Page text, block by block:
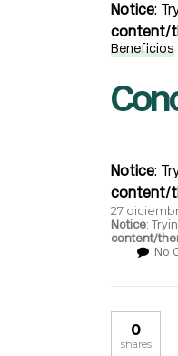
Notice:
content/
Beneficios
Notice:
content/
27
Notice:
content/
No
0
shares